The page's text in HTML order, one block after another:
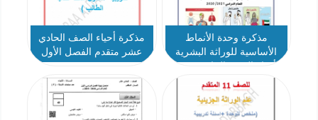
مذكرة وحدة الأنماط
الأساسية للوراثة البشرية
متقدم
مذكرة أحياء الصف الحادي
عشر متقدم الفصل الأول